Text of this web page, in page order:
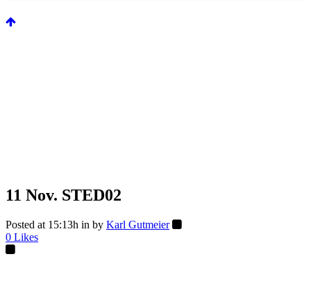
11 Nov. STED02
Posted at 15:13h in by Karl Gutmeier
0 Likes